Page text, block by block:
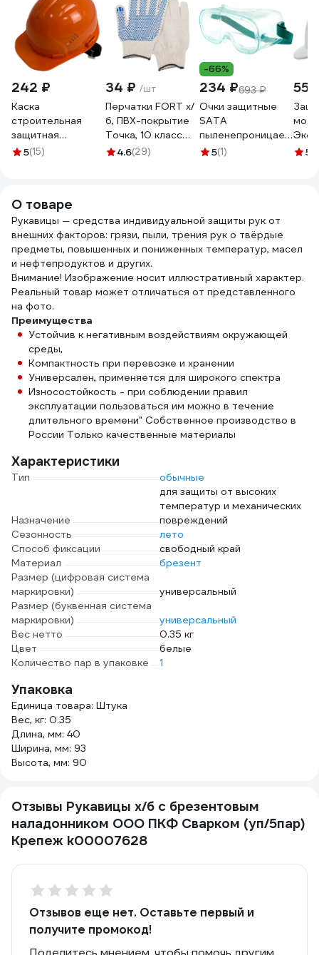
242 ₽
Каска
строительная
защитная
SAMGRUPP
5(15)
34 ₽ /шт
Перчатки FORT х/
б, ПВХ-покрытие
Точка, 10 класс
00501464798
4.6(29)
-66%
234 ₽693 ₽
Очки защитные
SATA
пыленепроницаемые,
герметичные от
5(1) 5
О товаре
Рукавицы — средства индивидуальной защиты рук от
внешних факторов: грязи, пыли, трения рук о твёрдые
предметы, повышенных и пониженных температур, масел
и нефтепродуктов и других.
Внимание! Изображение носит иллюстративный характер.
Реальный товар может отличаться от представленного
на фото.
Преимущества
Устойчив к негативным воздействиям окружающей
среды,
Компактность при перевозке и хранении
Универсален, применяется для широкого спектра
Износостойкость - при соблюдении правил
эксплуатации пользоваться им можно в течение
длительного времени" Собственное производство в
России Только качественные материалы
Характеристики
Тип обычные
Назначение
для защиты от высоких
температур и механических
повреждений
Сезонность
лето
Способ фиксации
свободный край
Материал
брезент
Размер (цифровая система
маркировки)
универсальный
Размер (буквенная система
маркировки)
универсальный
Вес нетто
0.35 кг
Цвет
белые
Количество пар в упаковке
1
Упаковка
Единица товара: Штука
Вес, кг: 0.35
Длина, мм: 40
Ширина, мм: 93
Высота, мм: 90
Отзывы Рукавицы х/б с брезентовым
наладонником ООО ПКФ Сварком (уп/5пар)
Крепеж k00007628
Отзывов еще нет. Оставьте первый и
получите промокод!